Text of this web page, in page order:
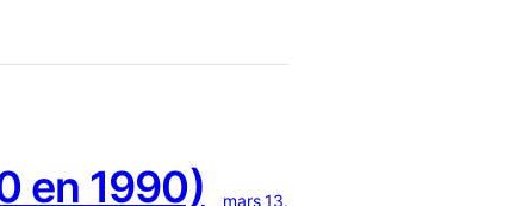
en 1990)
mars 13,